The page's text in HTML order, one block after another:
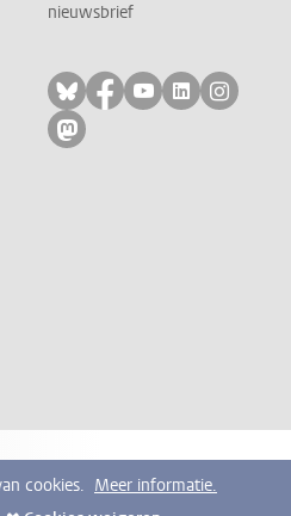
nieuwsbrief
Volg ons op bluesky
Volg ons op
Volg ons op
Volg ons
Volg
Volg ons op mastodon
cookies. Meer informatie.